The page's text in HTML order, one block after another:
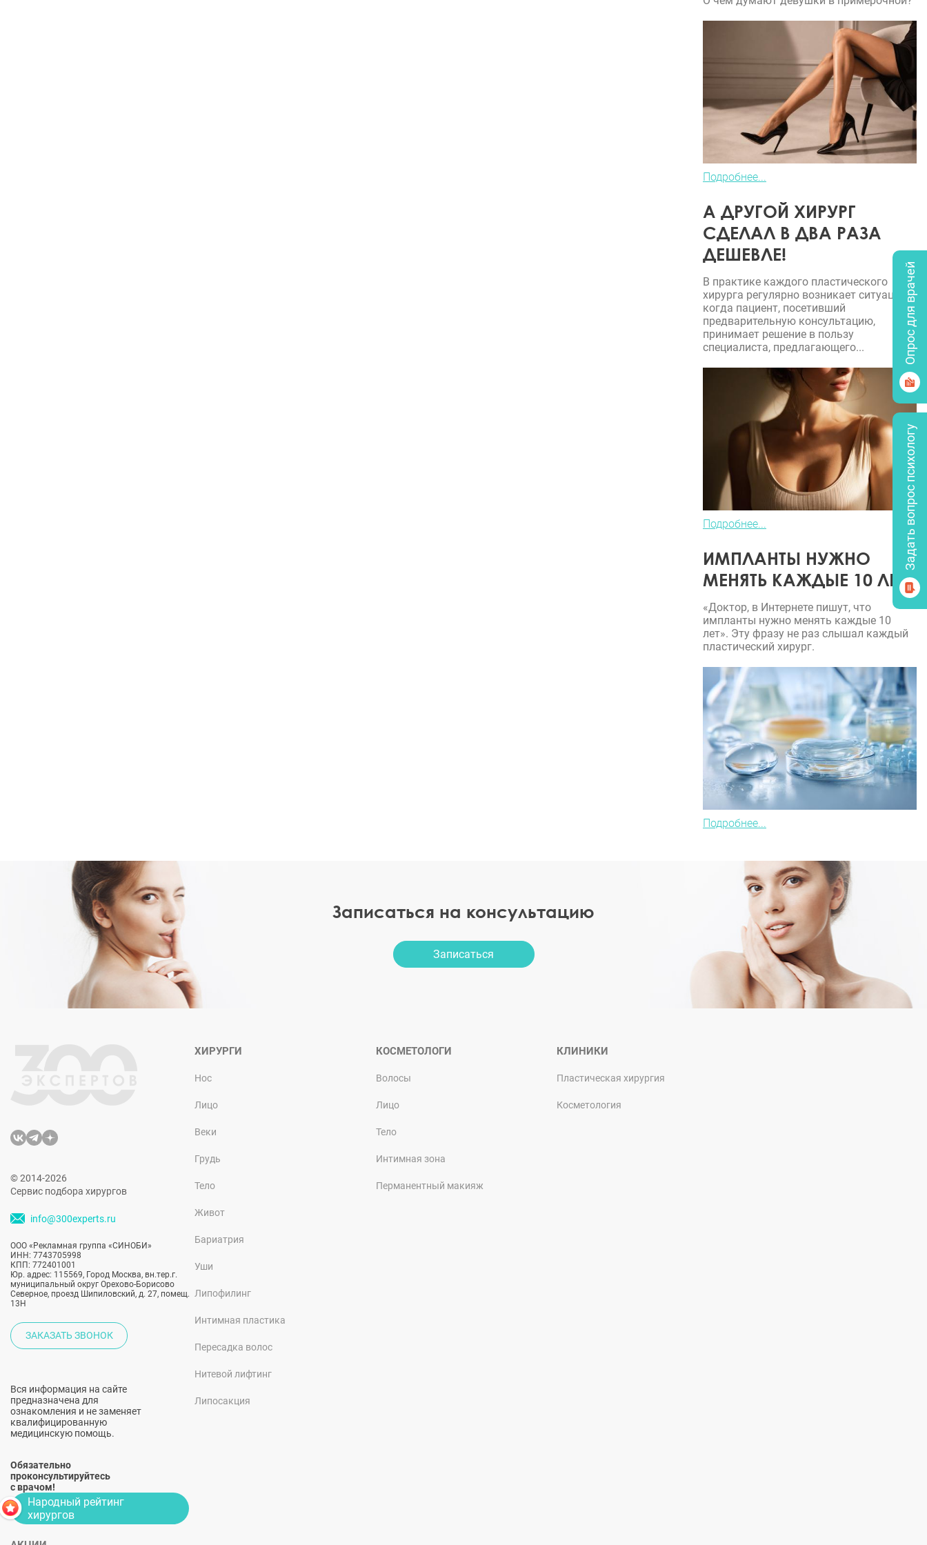
Подробнее...
А ДРУГОЙ ХИРУРГ
СДЕЛАЛ В ДВА РАЗА
ДЕШЕВЛЕ!
В практике каждого пластического
хирурга регулярно возникает ситуация,
когда пациент, посетивший
предварительную консультацию,
принимает решение в пользу
специалиста, предлагающего...
Подробнее...
ИМПЛАНТЫ НУЖНО
МЕНЯТЬ КАЖДЫЕ 10 ЛЕТ?
«Доктор, в Интернете пишут, что
импланты нужно менять каждые 10
лет». Эту фразу не раз слышал каждый
пластический хирург.
Подробнее...
Записаться на консультацию
Записаться
© 2014-2026
Сервис подбора хирургов
info@300experts.ru
ООО «Рекламная группа «СИНОБИ»
ИНН: 7743705998
КПП: 772401001
Юр. адрес: 115569, Город Москва, вн.тер.г.
муниципальный округ Орехово-Борисово
Северное, проезд Шипиловский, д. 27, помещ.
13Н
ЗАКАЗАТЬ ЗВОНОК
Вся информация на сайте
предназначена для
ознакомления и не заменяет
квалифицированную
медицинскую помощь.
Обязательно
проконсультируйтесь
с врачом!
ХИРУРГИ
Нос
Лицо
Веки
Грудь
Тело
Живот
Бариатрия
Уши
Липофилинг
Интимная пластика
Пересадка волос
Нитевой лифтинг
Липосакция
КОСМЕТОЛОГИ
Волосы
Лицо
Тело
Интимная зона
Перманентный макияж
КЛИНИКИ
Пластическая хирургия
Косметология
Народный рейтинг
хирургов
Опрос для врачей
Задать вопрос психологу